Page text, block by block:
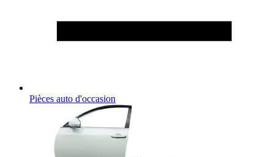
Pièces auto d'occasion